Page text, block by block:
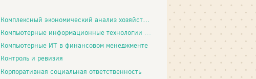
Комплексный экономический анализ хозяйственной деятельности
Компьютерные информационные технологии обработки налоговой информации
Компьютерные ИТ в финансовом менеджменте
Контроль и ревизия
Корпоративная социальная ответственность